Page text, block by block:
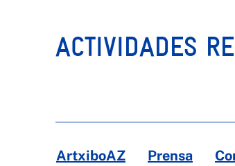
ACTIVIDADES
ArtxiboAZ Prensa